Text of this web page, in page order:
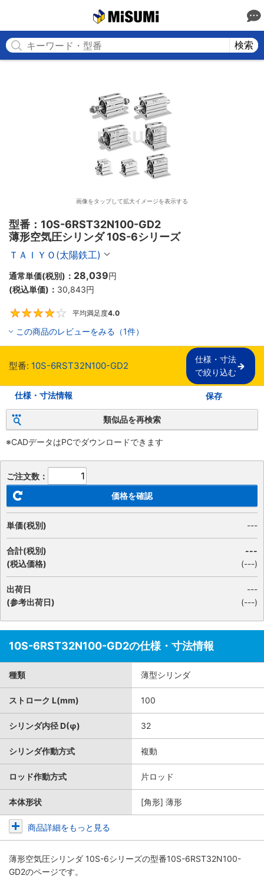
検索
画像をタップして拡大イメージを表示する
型番：10S-6RST32N100-GD2
薄形空気圧シリンダ 10S-6シリーズ
ＴＡＩＹＯ(太陽鉄工)
通常単価(税別)： 28,039円
(税込単価)： 30,843円
平均満足度4.0
この商品のレビューをみる（1件）
型番: 10S-6RST32N100-GD2
仕様・寸法
で絞り込む
仕様・寸法情報 保存
類似品を再検索
※CADデータはPCでダウンロードできます
ご注文数：
価格を確認
単価(税別) ---
合計(税別)
(税込価格)
---
(---)
出荷日
(参考出荷日)
---
(---)
10S-6RST32N100-GD2の仕様・寸法情報
種類 薄型シリンダ
ストローク L(mm) 100
シリンダ内径 D(φ) 32
シリンダ作動方式 複動
ロッド作動方式 片ロッド
本体形状 [角形] 薄形
商品詳細をもっと見る
薄形空気圧シリンダ 10S-6シリーズの型番10S-6RST32N100-
GD2のページです。